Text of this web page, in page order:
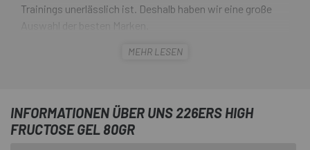
Trainings unerlässlich ist. Deshalb haben wir eine große
Auswahl der besten Marken.
226ers High Fructose Gel 80grist ein Energiegel mit
mg Natrium. Es ist vegan, glutenfrei und in drei
Geschmacksrichtungen erhältlich.
MEHR LESEN
INFORMATIONEN ÜBER UNS 226ERS HIGH
FRUCTOSE GEL 80GR